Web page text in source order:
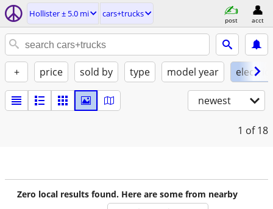
Hollister ± 5.0 mi cars+trucks
post acct
+ price sold by type model year electric
newest
1 of 18
Zero local results found. Here are some from nearby